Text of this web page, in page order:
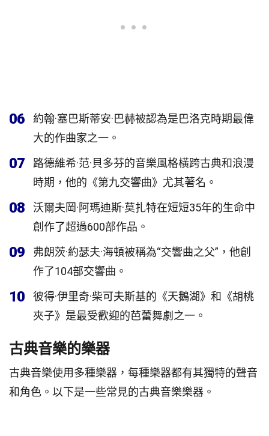
06
約翰·塞巴斯蒂安·巴赫被認為是巴洛克時期最偉
大的作曲家之一。
07
路德維希·范·貝多芬的音樂風格橫跨古典和浪漫
時期，他的《第九交響曲》尤其著名。
08
沃爾夫岡·阿瑪迪斯·莫扎特在短短35年的生命中
創作了超過600部作品。
09
弗朗茨·約瑟夫·海頓被稱為“交響曲之父”，他創
作了104部交響曲。
10
彼得·伊里奇·柴可夫斯基的《天鵝湖》和《胡桃
夾子》是最受歡迎的芭蕾舞劇之一。
古典音樂的樂器
古典音樂使用多種樂器，每種樂器都有其獨特的聲音
和角色。以下是一些常見的古典音樂樂器。